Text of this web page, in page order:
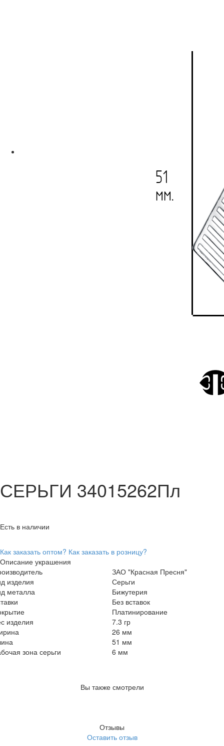
СЕРЬГИ 34015262Пл
Есть в наличии
Как заказать оптом? Как заказать в розницу?
Описание украшения
ЗАО "Красная Пресня"
изделия
Серьги
металла
Бижутерия
Без вставок
Платинирование
изделия
7.3 гр
26 мм
51 мм
зона серьги
6 мм
Вы также смотрели
Отзывы
Оставить отзыв